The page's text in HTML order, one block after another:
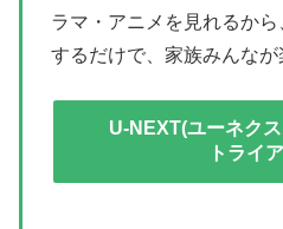
ラマ・アニメを見れるか
するだけで、家族みんなが
U-NEXT(ユーネク
トライ